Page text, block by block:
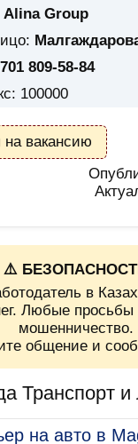
Group
809-58-84
100000
на вакансию
⚠️
в
Любые
мошенничество.
общение и
Транспорт и
на авто в